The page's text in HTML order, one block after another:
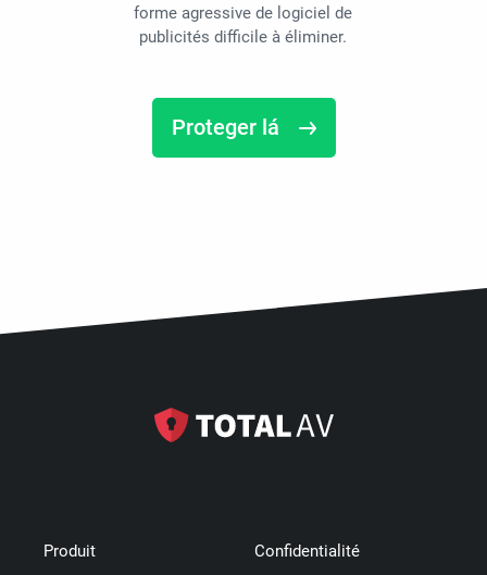
forme agressive de logiciel de
publicités difficile à éliminer.
Proteger lá
Produit Confidentialité